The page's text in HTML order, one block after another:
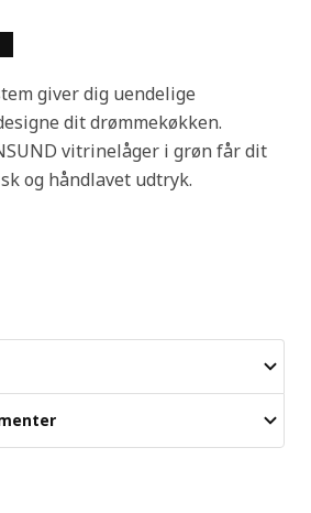
giver dig uendelige
dit drømmekøkken.
vitrinelåger i grøn får dit
og håndlavet udtryk.